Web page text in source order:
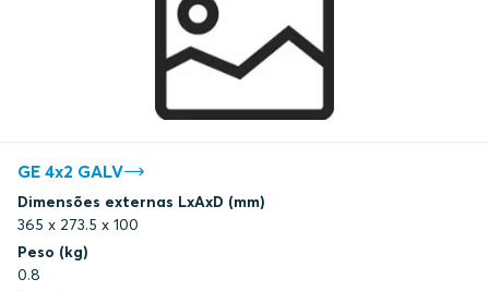
GE 4x2 GALV
Dimensões externas LxAxD (mm)
365 x 273.5 x 100
Peso (kg)
0.8